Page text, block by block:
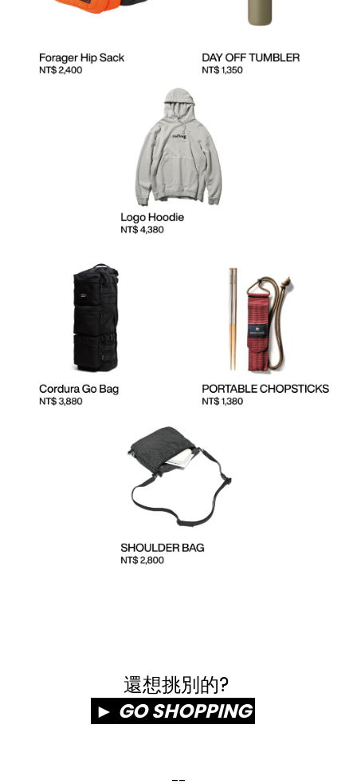
還想挑別的?
► GO SHOPPING